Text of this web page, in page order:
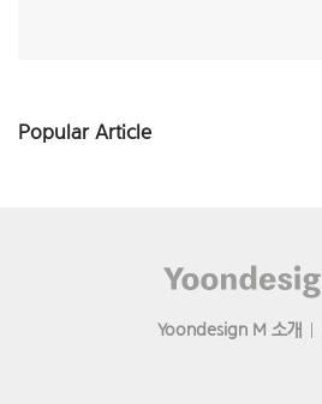
Popular Article
Yoondesign M 소개